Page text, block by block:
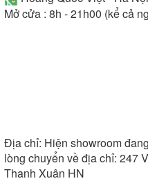
Mở cửa : 8h - 21h00 (kể cả
Địa chỉ: Hiện showroom
lòng chuyển về địa chỉ: 247
Thanh Xuân HN